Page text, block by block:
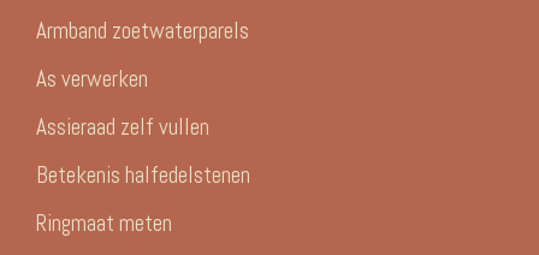
Armband zoetwaterparels
As verwerken
Assieraad zelf vullen
Betekenis halfedelstenen
Ringmaat meten